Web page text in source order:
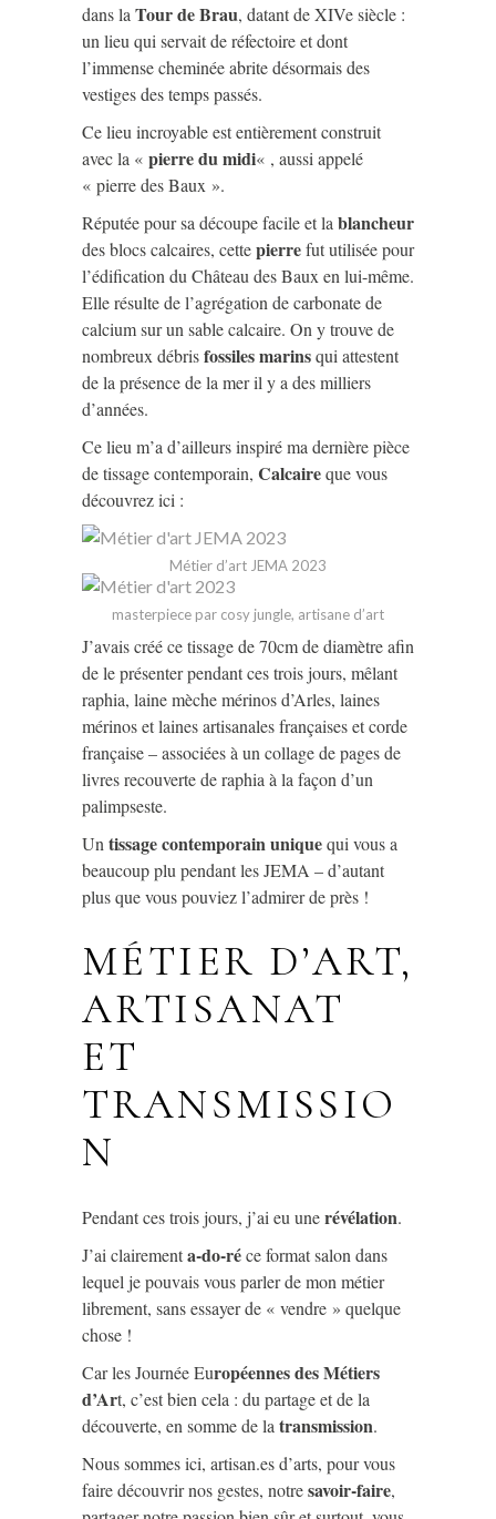
dans la Tour de Brau, datant de XIVe siècle :
un lieu qui servait de réfectoire et dont
l’immense cheminée abrite désormais des
vestiges des temps passés.
Ce lieu incroyable est entièrement construit
avec la « pierre du midi« , aussi appelé
« pierre des Baux ».
Réputée pour sa découpe facile et la blancheur
des blocs calcaires, cettepierrefut utilisée pour
l’édification du Château des Baux en lui-même.
Elle résulte de l’agrégation de carbonate de
calcium sur un sable calcaire. On y trouve de
nombreux débrisfossiles marinsqui attestent
de la présence de la mer il y a des milliers
d’années.
Ce lieu m’a d’ailleurs inspiré ma dernière pièce
de tissage contemporain, Calcaireque vous
découvrez ici :
Métier d’art JEMA 2023
masterpiece par cosy jungle, artisane d’art
J’avais créé ce tissage de 70cm de diamètre afin
de le présenter pendant ces trois jours, mêlant
raphia, laine mèche mérinos d’Arles, laines
mérinos et laines artisanales françaises et corde
française – associées à un collage de pages de
livres recouverte de raphia à la façon d’un
palimpseste.
Un tissage contemporain uniquequi vous a
beaucoup plu pendant les JEMA – d’autant
plus que vous pouviez l’admirer de près !
MÉTIER D’ART,
ARTISANAT
ET
TRANSMISSIO
N
Pendant ces trois jours, j’ai eu unerévélation.
J’ai clairementa-do-réce format salon dans
lequel je pouvais vous parler de mon métier
librement, sans essayer de « vendre » quelque
chose !
Car les Journée Européennes des Métiers
d’Art, c’est bien cela : du partage et de la
découverte, en somme de la transmission.
Nous sommes ici, artisan.es d’arts, pour vous
faire découvrir nos gestes, notresavoir-faire,